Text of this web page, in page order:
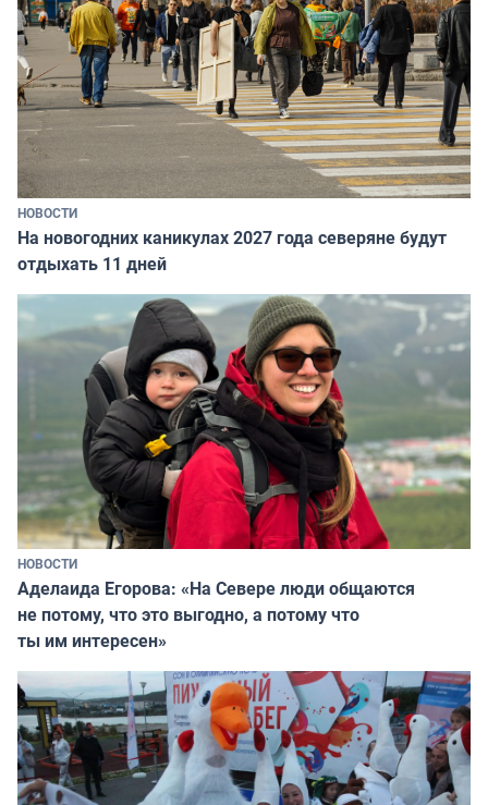
НОВОСТИ
На новогодних каникулах 2027 года северяне будут
отдыхать 11 дней
НОВОСТИ
Аделаида Егорова: «На Севере люди общаются
не потому, что это выгодно, а потому что
ты им интересен»